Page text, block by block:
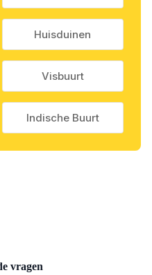
Huisduinen
Visbuurt
Indische Buurt
vragen